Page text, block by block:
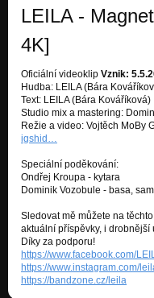
Plamen
Nezařazeno
Halestorm - Bad Romance
Nezařazeno
Nezařazeno
Metallica - Enter Sandman
LEILA -
4K]
Oficiální videoklip Vznik:
Hudba: LEILA (Bára
Text: LEILA (Bára Kováříková)
Studio mix a mastering:
Režie a video: Vojtěch MoBy
igshid…
Speciální poděkování:
Ondřej Kroupa - kytara
Dominik Vozobule - basa,
Sledovat mě můžete na
aktuální příspěvky, i drobnější
Díky za podporu!
https://www.facebook.com/
https://www.instagram.com/
https://bandzone.cz/leila